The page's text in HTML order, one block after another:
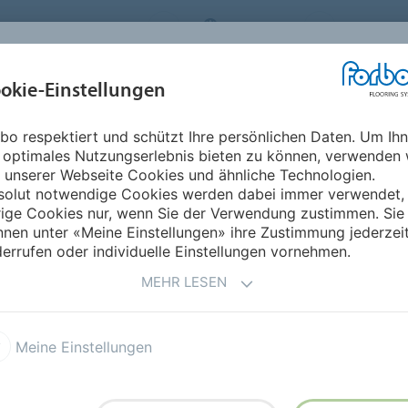
FLOORING SYSTEMS GERMANY
EINSATZBEREICHE NACHHALTIGKEIT
Einstellungen
respektiert und schützt Ihre persönlichen Daten. Um
Nutzungserlebnis bieten zu können, verwenden
unserer Webseite Cookies und ähnliche Technologien.
notwendige Cookies werden dabei immer verwendet,
Cookies nur, wenn Sie der Verwendung zustimmen. Sie
unter «Meine Einstellungen» ihre Zustimmung
oder individuelle Einstellungen vornehmen.
MEHR LESEN
Meine Einstellungen